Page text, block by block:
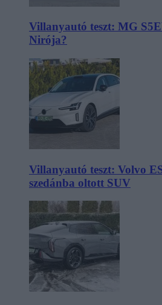
Villanyautó teszt: MG
Nirója?
Villanyautó teszt: Volvo
szedánba oltott SUV